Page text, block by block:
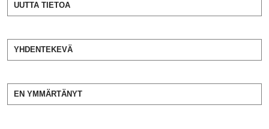
UUTTA TIETOA
YHDENTEKEVÄ
EN YMMÄRTÄNYT